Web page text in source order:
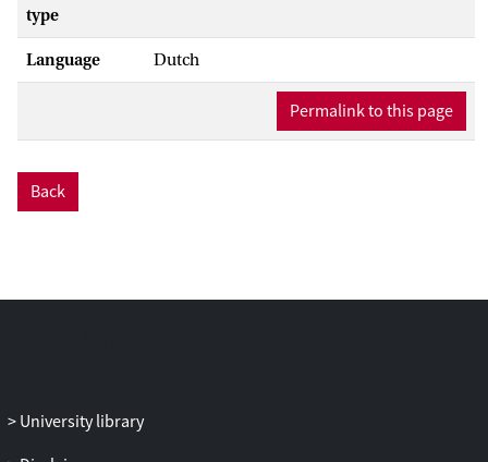
type
Language Dutch
Permalink to this page
Back
University library